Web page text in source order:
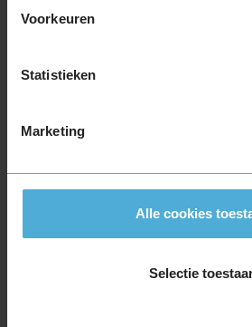
Voorkeuren
Statistieken
Marketing
Alle cookies
Selectie
265/30R19 93Y EXTRALOAD
265/35R19 98W EXTRALOAD
265/40R19 102W EXTRALOAD
265/50R19 110Y EXTRALOAD
275/30R19 96Y EXTRALOAD
275/35R19 100Y EXTRALOAD